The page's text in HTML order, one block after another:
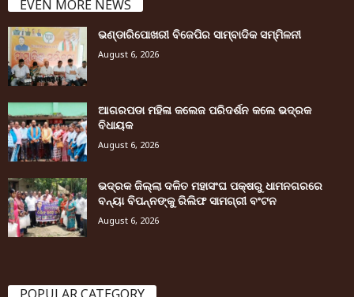
EVEN MORE NEWS
ଭଣ୍ଡାରିପୋଖରୀ ବିଜେପିର ସାମ୍ବାଦିକ ସମ୍ମିଳନୀ
August 6, 2026
ଆଗରପଡା ମହିଳା କଲେଜ ପରିଦର୍ଶନ କଲେ ଭଦ୍ରକ
ବିଧାୟକ
August 6, 2026
ଭଦ୍ରକ ଜିଲ୍ଲା ଦଳିତ ମହାସଂଘ ପକ୍ଷରୁ ଧାମନଗରରେ
ବନ୍ୟା ବିପନ୍ନଙ୍କୁ ରିଲିଫ ସାମଗ୍ରୀ ବଂଟନ
August 6, 2026